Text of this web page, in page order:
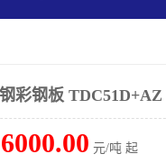
彩钢板 TDC51D+AZ
6000.00 元/吨 起